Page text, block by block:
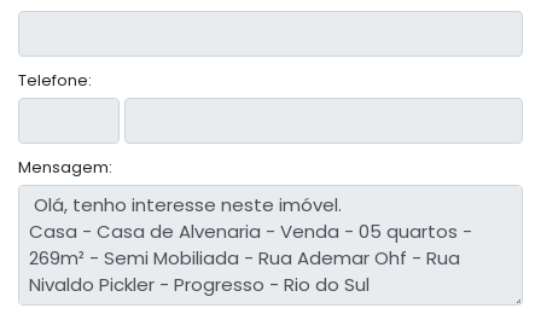
Telefone:
Mensagem: